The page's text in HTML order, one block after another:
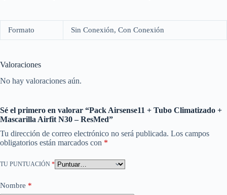
Formato Sin Conexión, Con Conexión
Valoraciones
No hay valoraciones aún.
Sé el primero en valorar “Pack Airsense11 + Tubo Climatizado +
Mascarilla Airfit N30 – ResMed”
Tu dirección de correo electrónico no será publicada. Los campos
obligatorios están marcados con *
TU PUNTUACIÓN *
Nombre *